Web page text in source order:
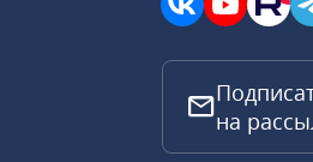
на